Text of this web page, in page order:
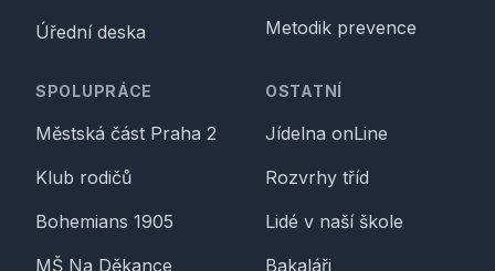
Úřední deska
Metodik prevence
SPOLUPRÁCE
Městská část Praha 2
Klub rodičů
Bohemians 1905
MŠ Na Děkance
OSTATNÍ
Jídelna onLine
Rozvrhy tříd
Lidé v naší škole
Bakaláři